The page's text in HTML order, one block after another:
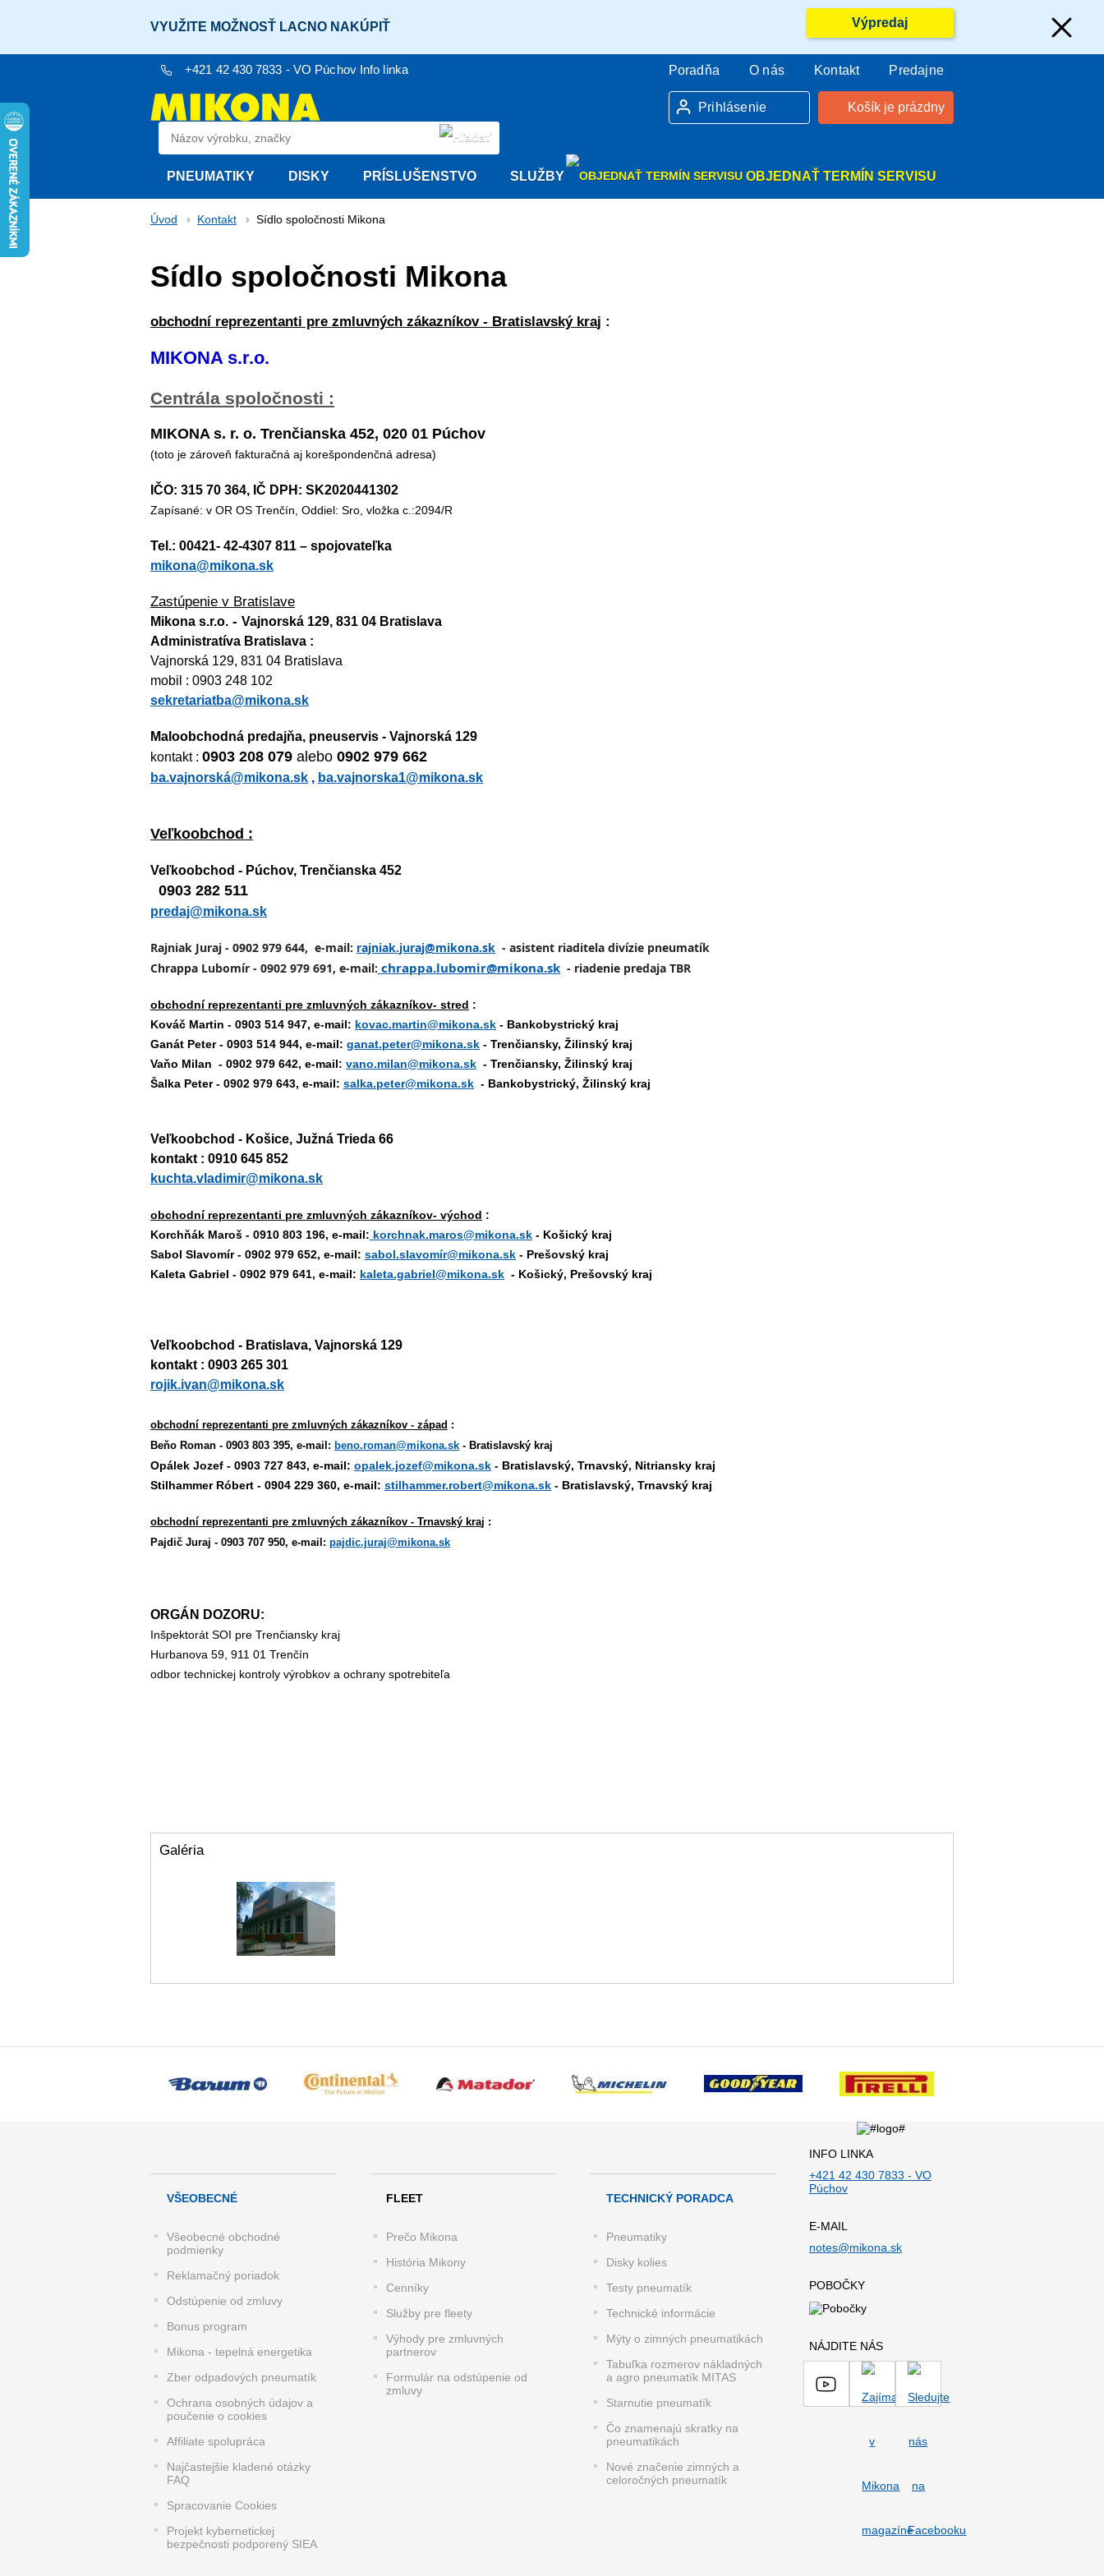
VYUŽITE MOŽNOSŤ LACNO NAKÚPIŤ Výpredaj
Košík je prázdny
Prihlásenie
+421 42 430 7833 - VO Púchov Info linka Poradňa O nás Kontakt Predajne
PNEUMATIKY DISKY PRÍSLUŠENSTVO SLUŽBY OBJEDNAŤ TERMÍN SERVISU
Úvod Kontakt Sídlo spoločnosti Mikona
Sídlo spoločnosti Mikona
obchodní reprezentanti pre zmluvných zákazníkov - Bratislavský kraj :
MIKONA s.r.o.
Centrála spoločnosti :
MIKONA s. r. o. Trenčianska 452, 020 01 Púchov
(toto je zároveň fakturačná aj korešpondenčná adresa)
IČO: 315 70 364, IČ DPH: SK2020441302
Zapísané: v OR OS Trenčín, Oddiel: Sro, vložka c.:2094/R
Tel.: 00421- 42-4307 811 – spojovateľka
mikona@mikona.sk
Zastúpenie v Bratislave
Mikona s.r.o. - Vajnorská 129, 831 04 Bratislava
Administratíva Bratislava :
Vajnorská 129, 831 04 Bratislava
mobil : 0903 248 102
sekretariatba@mikona.sk
Maloobchodná predajňa, pneuservis - Vajnorská 129
kontakt : 0903 208 079 alebo 0902 979 662
ba.vajnorská@mikona.sk , ba.vajnorska1@mikona.sk
Veľkoobchod :
Veľkoobchod - Púchov, Trenčianska 452
0903 282 511
predaj@mikona.sk
Rajniak Juraj - 0902 979 644, e-mail: rajniak.juraj@mikona.sk - asistent riaditela divízie pneumatík
Chrappa Lubomír - 0902 979 691, e-mail: chrappa.lubomir@mikona.sk - riadenie predaja TBR
obchodní reprezentanti pre zmluvných zákazníkov- stred :
Kováč Martin - 0903 514 947, e-mail: kovac.martin@mikona.sk - Bankobystrický kraj
Ganát Peter - 0903 514 944, e-mail: ganat.peter@mikona.sk - Trenčiansky, Žilinský kraj
Vaňo Milan - 0902 979 642, e-mail: vano.milan@mikona.sk - Trenčiansky, Žilinský kraj
Šalka Peter - 0902 979 643, e-mail: salka.peter@mikona.sk - Bankobystrický, Žilinský kraj
Veľkoobchod - Košice, Južná Trieda 66
kontakt : 0910 645 852
kuchta.vladimir@mikona.sk
obchodní reprezentanti pre zmluvných zákazníkov- východ :
Korchňák Maroš - 0910 803 196, e-mail: korchnak.maros@mikona.sk - Košický kraj
Sabol Slavomír - 0902 979 652, e-mail: sabol.slavomír@mikona.sk - Prešovský kraj
Kaleta Gabriel - 0902 979 641, e-mail: kaleta.gabriel@mikona.sk - Košický, Prešovský kraj
Veľkoobchod - Bratislava, Vajnorská 129
kontakt : 0903 265 301
rojik.ivan@mikona.sk
obchodní reprezentanti pre zmluvných zákazníkov - západ :
Beňo Roman - 0903 803 395, e-mail: beno.roman@mikona.sk - Bratislavský kraj
Opálek Jozef - 0903 727 843, e-mail: opalek.jozef@mikona.sk - Bratislavský, Trnavský, Nitriansky kraj
Stilhammer Róbert - 0904 229 360, e-mail: stilhammer.robert@mikona.sk - Bratislavský, Trnavský kraj
obchodní reprezentanti pre zmluvných zákazníkov - Trnavský kraj :
Pajdič Juraj - 0903 707 950, e-mail: pajdic.juraj@mikona.sk
ORGÁN DOZORU:
Inšpektorát SOI pre Trenčiansky kraj
Hurbanova 59, 911 01 Trenčín
odbor technickej kontroly výrobkov a ochrany spotrebiteľa
Galéria
VŠEOBECNÉ
Všeobecné obchodné
podmienky
Reklamačný poriadok
Odstúpenie od zmluvy
Bonus program
Mikona - tepelná energetika
Zber odpadových pneumatík
Ochrana osobných údajov a
poučenie o cookies
Affiliate spolupráca
Najčastejšie kladené otázky
FAQ
Spracovanie Cookies
Projekt kybernetickej
bezpečnosti podporený SIEA
FLEET
Prečo Mikona
História Mikony
Cenníky
Služby pre fleety
Výhody pre zmluvných
partnerov
Formulár na odstúpenie od
zmluvy
TECHNICKÝ PORADCA
Pneumatiky
Disky kolies
Testy pneumatík
Technické informácie
Mýty o zimných pneumatikách
Tabuľka rozmerov nákladných
a agro pneumatík MITAS
Starnutie pneumatík
Čo znamenajú skratky na
pneumatikách
Nové značenie zimných a
celoročných pneumatík
INFO LINKA
+421 42 430 7833 - VO
Púchov
E-MAIL
notes@mikona.sk
POBOČKY
NÁJDITE NÁS